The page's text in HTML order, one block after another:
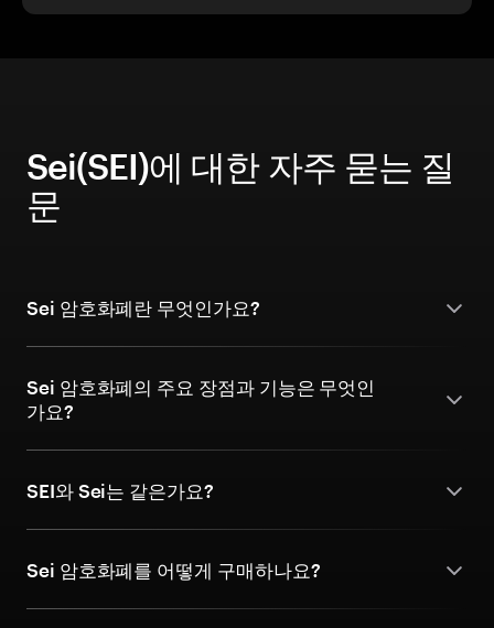
Sei(SEI)에 대한 자주 묻는 질
문
Sei 암호화폐란 무엇인가요?
Sei 암호화폐의 주요 장점과 기능은 무엇인
가요?
SEI와 Sei는 같은가요?
Sei 암호화폐를 어떻게 구매하나요?